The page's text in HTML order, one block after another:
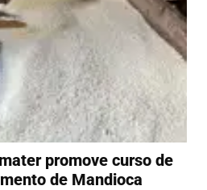
promove curso de
de Mandioca